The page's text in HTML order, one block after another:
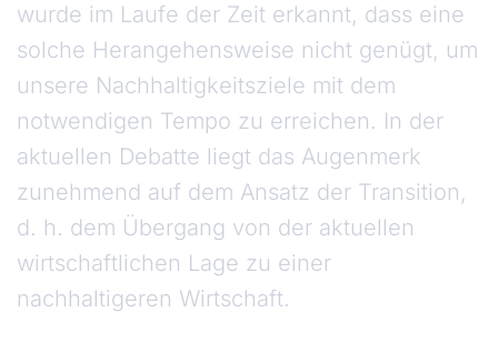
wurde im Laufe der Zeit erkannt, dass eine
solche Herangehensweise nicht genügt, um
unsere Nachhaltigkeitsziele mit dem
notwendigen Tempo zu erreichen. In der
aktuellen Debatte liegt das Augenmerk
zunehmend auf dem Ansatz der Transition,
d. h. dem Übergang von der aktuellen
wirtschaftlichen Lage zu einer
nachhaltigeren Wirtschaft.